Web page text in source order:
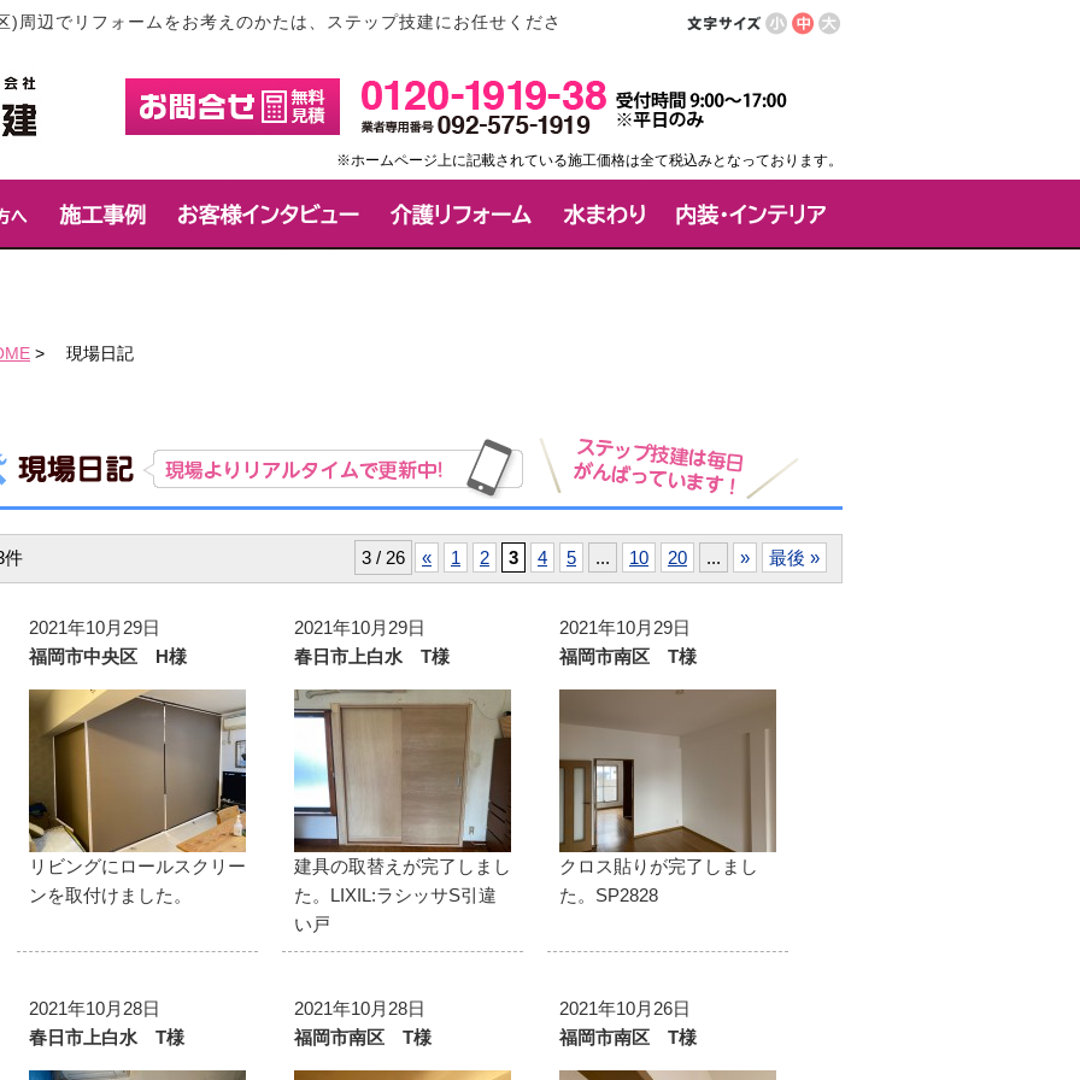
周辺でリフォームをお考えのかたは、ステップ技建にお任せくださ
※ホームページ上に記載されている施工価格は全て税込みとなっております。
> 現場日記
件 3 / 26 « 1 2 3 4 5 ... 10 20 ... » 最後 »
2021年10月29日
福岡市中央区 H様
リビングにロールスクリー
ンを取付けました。
2021年10月29日
春日市上白水 T様
建具の取替えが完了しまし
た。LIXIL:ラシッサS引違
い戸
2021年10月29日
福岡市南区 T様
クロス貼りが完了しまし
た。SP2828
2021年10月28日
春日市上白水 T様
2021年10月28日
福岡市南区 T様
2021年10月26日
福岡市南区 T様